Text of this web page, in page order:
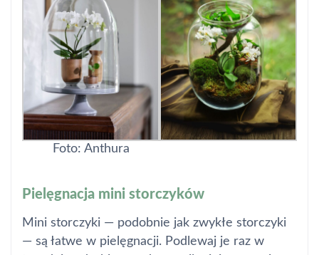
Foto: Anthura
Pielęgnacja mini storczyków
Mini storczyki — podobnie jak zwykłe storczyki
— są łatwe w pielęgnacji. Podlewaj je raz w